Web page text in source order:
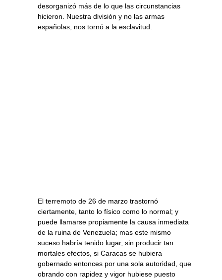
desorganizó más de lo que las circunstancias
hicieron. Nuestra división y no las armas
españolas, nos tornó a la esclavitud.
El terremoto de 26 de marzo trastornó
ciertamente, tanto lo físico como lo normal; y
puede llamarse propiamente la causa inmediata
de la ruina de Venezuela; mas este mismo
suceso habría tenido lugar, sin producir tan
mortales efectos, si Caracas se hubiera
gobernado entonces por una sola autoridad, que
obrando con rapidez y vigor hubiese puesto